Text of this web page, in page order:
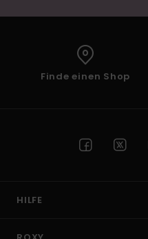
Finde einen Shop
HILFE